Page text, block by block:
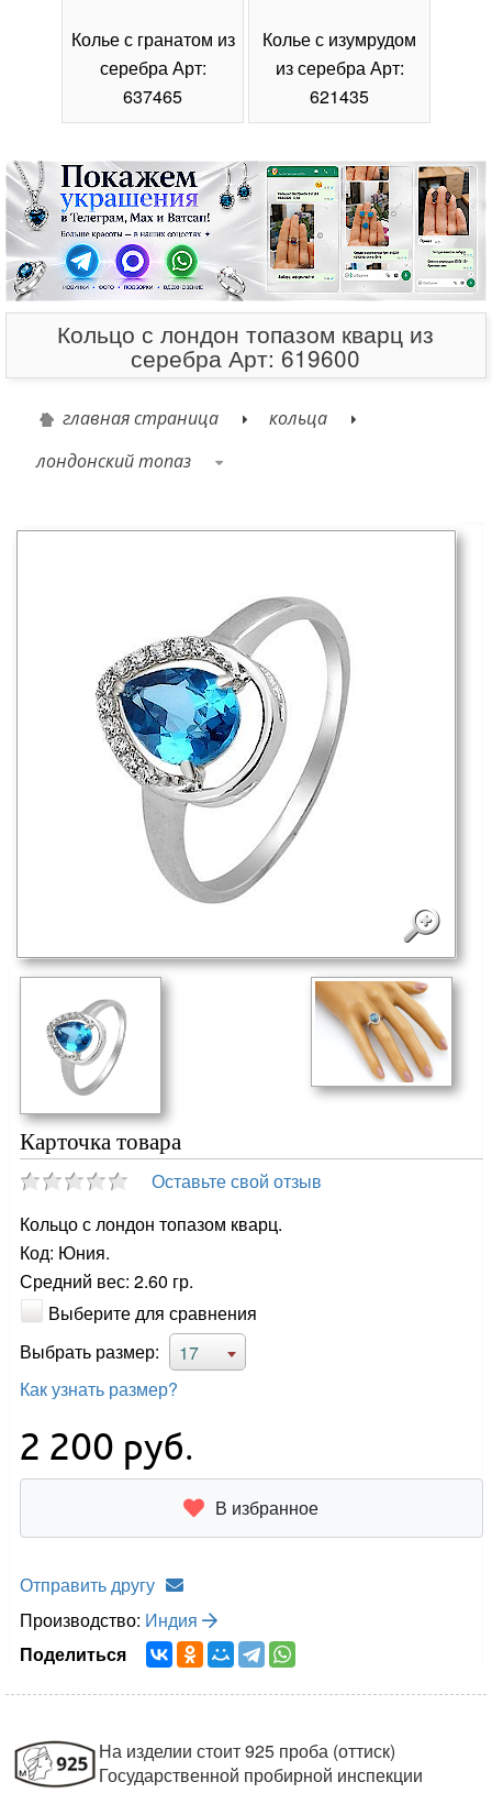
Колье с гранатом из
серебра Арт:
637465
Колье с изумрудом
из серебра Арт:
621435
Кольцо с лондон топазом кварц из
серебра Арт: 619600
главная страница
кольца
лондонский топаз
Карточка товара
Оставьте свой отзыв
Кольцо с лондон топазом кварц.
Код: Юния.
Средний вес: 2.60 гр.
Выберите для сравнения
Выбрать размер:
17
Как узнать размер?
2 200 руб.
В избранное
Отправить другу
Производство: Индия
Поделиться
На изделии стоит 925 проба (оттиск)
Государственной пробирной инспекции